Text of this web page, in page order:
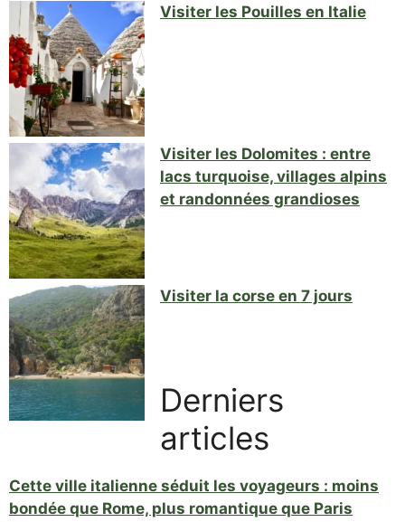
Visiter les Pouilles en Italie
Visiter les Dolomites : entre
lacs turquoise, villages alpins
et randonnées grandioses
Visiter la corse en 7 jours
Derniers
articles
Cette ville italienne séduit les voyageurs : moins
bondée que Rome, plus romantique que Paris